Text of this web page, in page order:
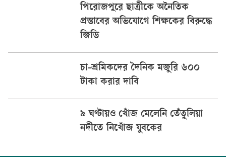
পিরোজপুরে ছাত্রীকে অনৈতিক
প্রস্তাবের অভিযোগে শিক্ষকের বিরুদ্ধে
জিডি
চা-শ্রমিকদের দৈনিক মজুরি ৬০০
টাকা করার দাবি
৯ ঘণ্টায়ও খোঁজ মেলেনি তেঁতুলিয়া
নদীতে নিখোঁজ যুবকের